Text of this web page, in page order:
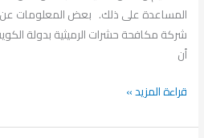
المساعدة على ذلك. بعض المعلومات
شركة مكافحة حشرات الرميثية بدولة
أن
قراءة المزيد »